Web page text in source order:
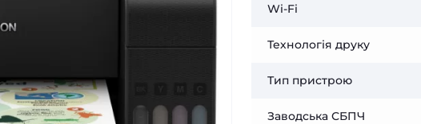
Wi-Fi
Технологія друку
Тип пристрою
Заводська СБПЧ